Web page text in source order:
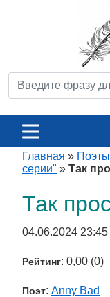
Главная » Поэты
серии" » Так
Так
04.06.2024 23:45
Рейтинг: 0,00 (0)
Поэт: Anny Bad